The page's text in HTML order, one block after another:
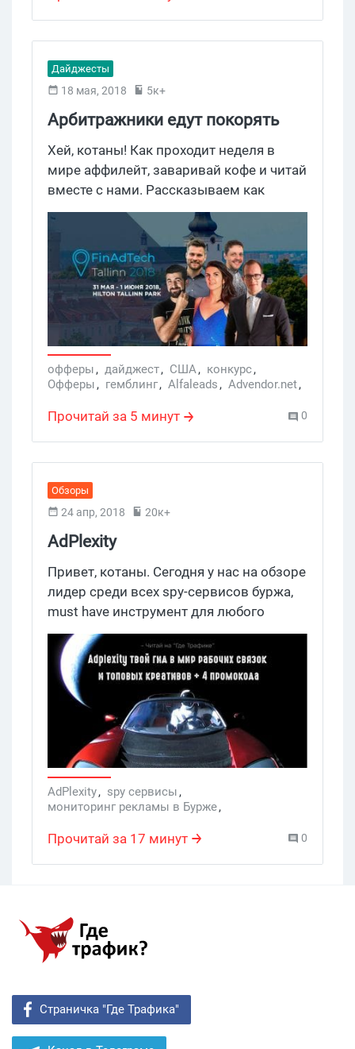
Дайджесты
18 мая, 2018 5к+
Арбитражники едут покорять
Hilton в Таллине, беттинг станет
легальным для США, 1 BTC в
подарок от Advendor
​Хей, котаны! Как проходит неделя в
мире аффилейт, заваривай кофе и читай
вместе с нами. Рассказываем как
попасть на крупнейшую конфу
финансовой отрасли по партнерскому
маркетингу. Во-вторых — о конкурсе, где
можно выиграть биткоин.
офферы, дайджест, США, конкурс,
Офферы, гемблинг, Alfaleads, Advendor.net,
дайджест Где Трафик,гэмблинг
,
ставки на спорт,Гемблинг
Прочитай за 5 минут 0
Обзоры
24 апр, 2018 20к+
AdPlexity
Привет, котаны. Сегодня у нас на обзоре
лидер среди всех spy-сервисов буржа,
must have инструмент для любого
толкового арбитрана и просто
замечательный и
многофункциональный сервис –
AdPlexity.
AdPlexity, spy сервисы,
мониторинг рекламы в Бурже,
поиск баннеров Бурж,поиск рабочих связок
Прочитай за 17 минут 0
Страничка "Где Трафика"